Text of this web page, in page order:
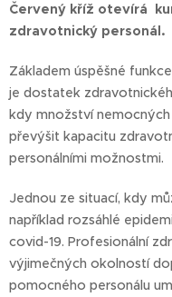
Červený kříž otevírá
zdravotnický personál.
Základem úspěšné
je dostatek
kdy množství
převýšit kapacitu
personálními možnostmi.
Jednou ze situací, kdy
například rozsáhlé
covid-19. Profesionální
výjimečných okolností
pomocného personálu